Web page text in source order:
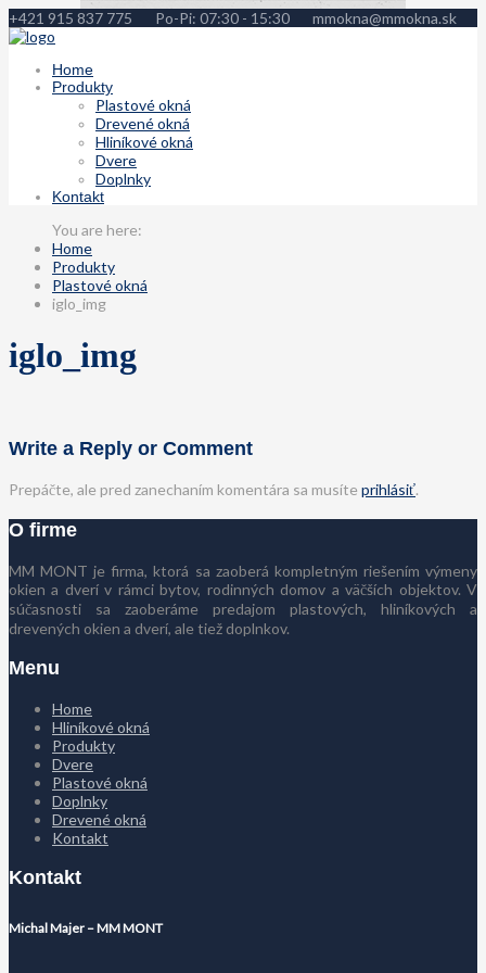
+421 915 837 775 Po-Pi: 07:30 - 15:30 mmokna@mmokna.sk
Home
Produkty
Plastové okná
Drevené okná
Hliníkové okná
Dvere
Doplnky
Kontakt
Home
Produkty
Plastové okná
iglo_img
iglo_img
Write a Reply or Comment
Prepáčte, ale pred zanechaním komentára sa musíte prihlásiť.
O firme
MM MONT je firma, ktorá sa zaoberá kompletným riešením výmeny
okien a dverí v rámci bytov, rodinných domov a väčších objektov. V
súčasnosti sa zaoberáme predajom plastových, hliníkových a
drevených okien a dverí, ale tiež doplnkov.
Menu
Home
Hliníkové okná
Produkty
Dvere
Plastové okná
Doplnky
Drevené okná
Kontakt
Kontakt
Michal Majer – MM MONT